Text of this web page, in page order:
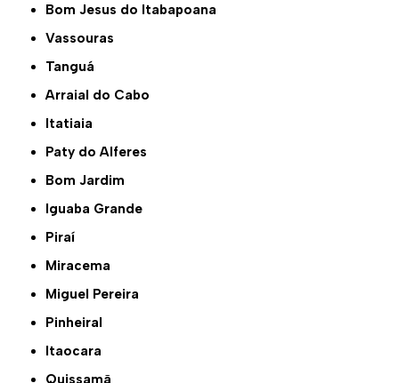
Bom Jesus do Itabapoana
Vassouras
Tanguá
Arraial do Cabo
Itatiaia
Paty do Alferes
Bom Jardim
Iguaba Grande
Piraí
Miracema
Miguel Pereira
Pinheiral
Itaocara
Quissamã